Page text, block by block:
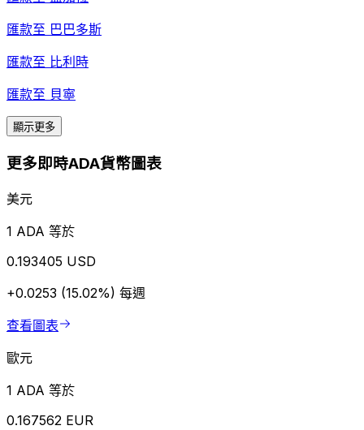
匯款至 巴巴多斯
匯款至 比利時
匯款至 貝寧
顯示更多
更多即時ADA貨幣圖表
美元
1 ADA 等於
0.193405 USD
+0.0253 (15.02%) 每週
查看圖表
歐元
1 ADA 等於
0.167562 EUR